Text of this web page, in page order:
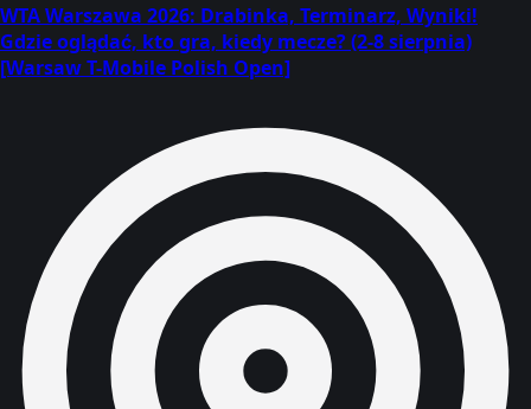
WTA Warszawa 2026: Drabinka, Terminarz, Wyniki!
Gdzie oglądać, kto gra, kiedy mecze? (2-8 sierpnia)
[Warsaw T-Mobile Polish Open]